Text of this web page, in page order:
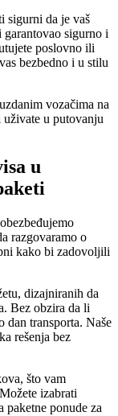
sigurni da je vaš
sigurno i
poslovno ili
bezbedno i u stilu
vozačima na
uživate u putovanju
u
obezbeđujemo
razgovaramo o
kako bi zadovoljili
dizajniranih da
Bez obzira da li
dan transporta. Naše
rešenja bez
što vam
izabrati
paketne ponude za